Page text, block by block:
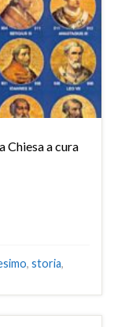
Chiesa a cura
, storia,